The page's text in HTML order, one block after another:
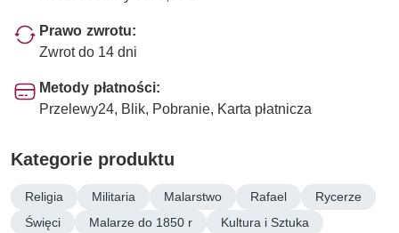
Prawo zwrotu:
Zwrot do 14 dni
Metody płatności:
Przelewy24, Blik, Pobranie, Karta płatnicza
Kategorie produktu
Religia Militaria Malarstwo Rafael
Rycerze
Święci
Malarze do 1850 r
Kultura i Sztuka